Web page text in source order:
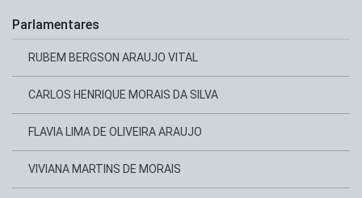
Parlamentares
RUBEM BERGSON ARAUJO VITAL
CARLOS HENRIQUE MORAIS DA SILVA
FLAVIA LIMA DE OLIVEIRA ARAUJO
VIVIANA MARTINS DE MORAIS